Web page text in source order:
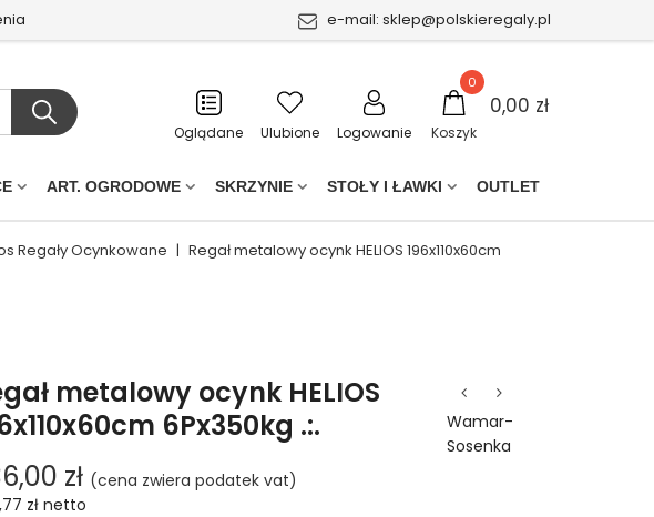
e-mail: sklep@polskieregaly.pl
Oglądane Ulubione Logowanie Koszyk
0
0,00 zł
ART. OGRODOWE SKRZYNIE STOŁY I ŁAWKI OUTLET
Regały Ocynkowane | Regał metalowy ocynk HELIOS 196x110x60cm
metalowy ocynk HELIOS
6Px350kg .:.
Wamar-
Sosenka
zł (cena zwiera podatek vat)
złnetto